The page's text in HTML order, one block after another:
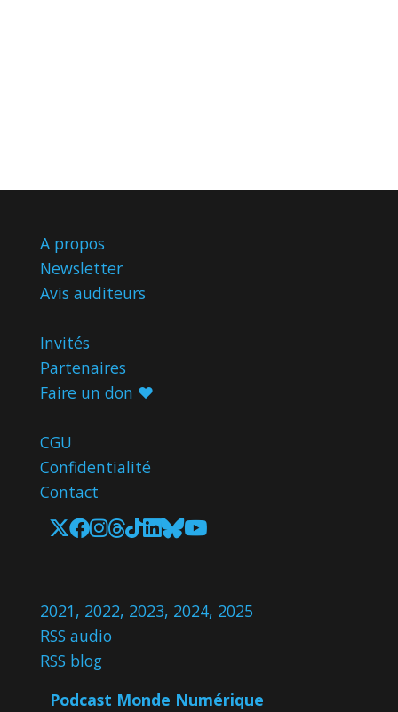
A propos
Newsletter
Avis auditeurs
Invités
Partenaires
Faire un don ♥️
CGU
Confidentialité
Contact
2021, 2022, 2023, 2024, 2025
RSS audio
RSS blog
Podcast Monde Numérique